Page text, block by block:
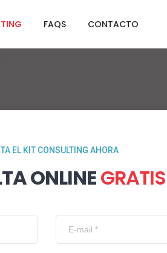
FAQS CONTACTO
EL KIT CONSULTING AHORA
ONLINEGRATIS